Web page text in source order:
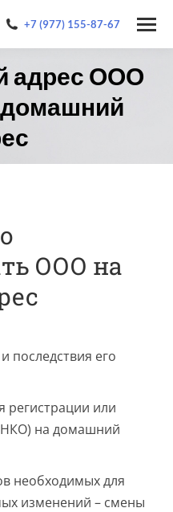
+7 (977) 155-87-67
адрес ООО
ООО на
последствия его
регистрации или
на домашний
необходимых для
изменений – смены